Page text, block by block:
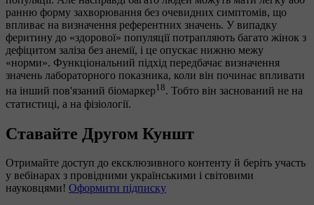
ранню форму захворювання без очевидних симптомів, що
впливає на визначення референтних значень. У випадку
феритину до «здорової» популяції потрапляють багато жінок з
дефіцитом заліза без анемії, і це опускає нижню межу
«норми». Функціональний підхід передбачає визначення
значень лабораторного показника, коли він починає впливати
на інший пов'язаний біомаркер18. Тобто він заснований не на
статистиці, а на фізіології.
Ставайте Другом Куншт
Отримайте доступ до ексклюзивного контенту й беріть участь
у вебінарах з провідними українськими і світовими
науковцями! Оформити підписку